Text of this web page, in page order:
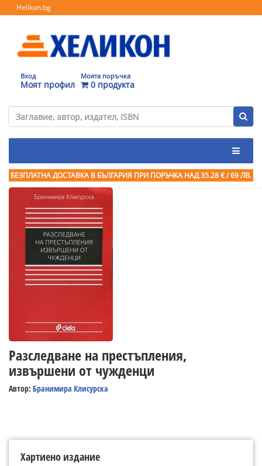
Helikon.bg
Вход
Моят профил
Моята поръчка
0 продукта
БЕЗПЛАТНА ДОСТАВКА В БЪЛГАРИЯ ПРИ ПОРЪЧКА НАД 35.28 € / 69 ЛВ.
Разследване на престъпления,
извършени от чужденци
Автор: Бранимира Клисурска
Хартиено издание